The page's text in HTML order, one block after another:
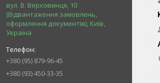
вул. В. Верховинця, 10
(Відвантаження замовлень,
оформлення документів), Київ,
Україна
+380 (95) 879-96-45
+380 (93) 450-33-35